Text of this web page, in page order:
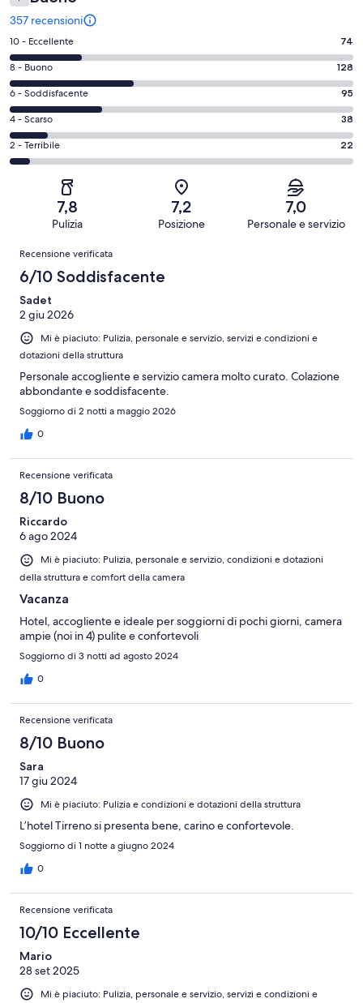
357 recensioni
Valutazione
di
10
-
Eccellente.
74
su
357
recensioni
10 - Eccellente 74
Valutazione
di
8
-
Buono.
128
recensioni
8 - Buono 128
Valutazione
di
6
-
Soddisfacente.
recensioni
6 - Soddisfacente 95
Valutazione
di
4
recensioni
4 - Scarso 38
Valutazione
di
Terribile.
su
recensioni
2 - Terribile 22
7,8
Pulizia
7,2
Posizione
7,0
Personale e servizio
Recensioni
Recensione verificata
6/10 Soddisfacente
Sadet
2 giu 2026
Mi è piaciuto: Pulizia, personale e servizio, servizi e condizioni e
dotazioni della struttura
Personale accogliente e servizio camera molto curato. Colazione
abbondante e soddisfacente.
Soggiorno di 2 notti a maggio 2026
0
Recensione verificata
8/10 Buono
Riccardo
6 ago 2024
Mi è piaciuto: Pulizia, personale e servizio, condizioni e dotazioni
della struttura e comfort della camera
Vacanza
Hotel, accogliente e ideale per soggiorni di pochi giorni, camera
ampie (noi in 4) pulite e confortevoli
Soggiorno di 3 notti ad agosto 2024
0
Recensione verificata
8/10 Buono
Sara
17 giu 2024
Mi è piaciuto: Pulizia e condizioni e dotazioni della struttura
L’hotel Tirreno si presenta bene, carino e confortevole.
Soggiorno di 1 notte a giugno 2024
0
Recensione verificata
10/10 Eccellente
Mario
28 set 2025
Mi è piaciuto: Pulizia, personale e servizio, servizi e condizioni e